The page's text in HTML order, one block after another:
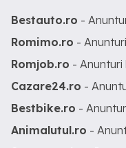
Bestauto.ro -
Romimo.ro -
Romjob.ro -
Cazare24.ro -
Bestbike.ro -
Animalutul.ro -